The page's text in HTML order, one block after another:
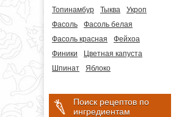
Топинамбур
Тыква
Укроп
Фасоль
Фасоль белая
Фасоль красная
Фейхоа
Финики
Цветная капуста
Шпинат
Яблоко
Поиск рецептов по
ингредиентам